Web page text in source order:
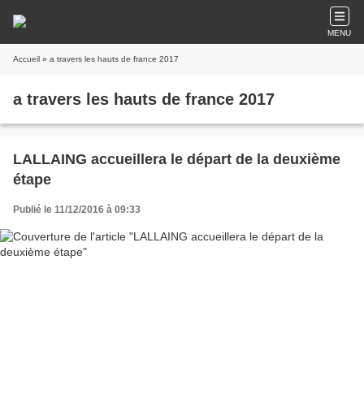
MENU
Accueil » a travers les hauts de france 2017
a travers les hauts de france 2017
LALLAING accueillera le départ de la deuxième
étape
Publié le 11/12/2016 à 09:33